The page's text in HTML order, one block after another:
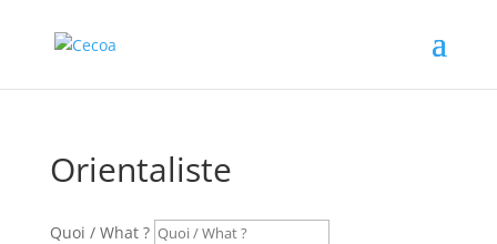
Orientaliste
Quoi / What ?